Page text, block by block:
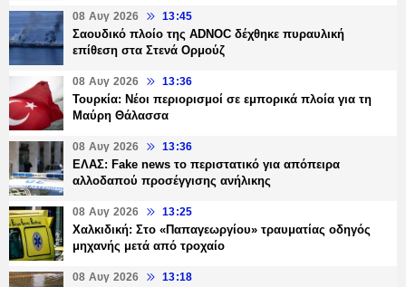
08 Αυγ 2026 13:45
Σαουδικό πλοίο της ADNOC δέχθηκε πυραυλική
επίθεση στα Στενά Ορμούζ
08 Αυγ 2026 13:36
Τουρκία: Νέοι περιορισμοί σε εμπορικά πλοία για τη
Μαύρη Θάλασσα
08 Αυγ 2026 13:36
ΕΛΑΣ: Fake news το περιστατικό για απόπειρα
αλλοδαπού προσέγγισης ανήλικης
08 Αυγ 2026 13:25
Χαλκιδική: Στο «Παπαγεωργίου» τραυματίας οδηγός
μηχανής μετά από τροχαίο
08 Αυγ 2026 13:18